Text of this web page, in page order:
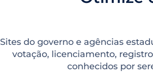
Sites do governo e agências
votação, licenciamento,
conhecidos por